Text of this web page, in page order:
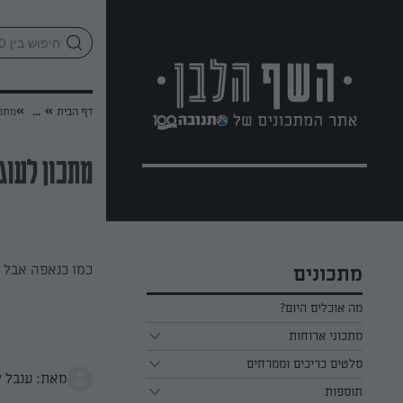
מתכונים
מה אוכלים היום?
מתכוני ארוחות
ארוחת בוקר
ארוחת צהריים
סלטים כריכים וממרחים
כל הסלטים כריכים וממרחים
תוספות
דף הבית »
...
»
מתכון
כמו כנאפה
מאת: ענבל